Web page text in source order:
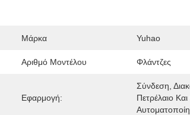
Μάρκα Yuhao
Αριθμό Μοντέλου Φλάντζες
Εφαρμογή:
Σύνδεση,
Πετρέλαιο